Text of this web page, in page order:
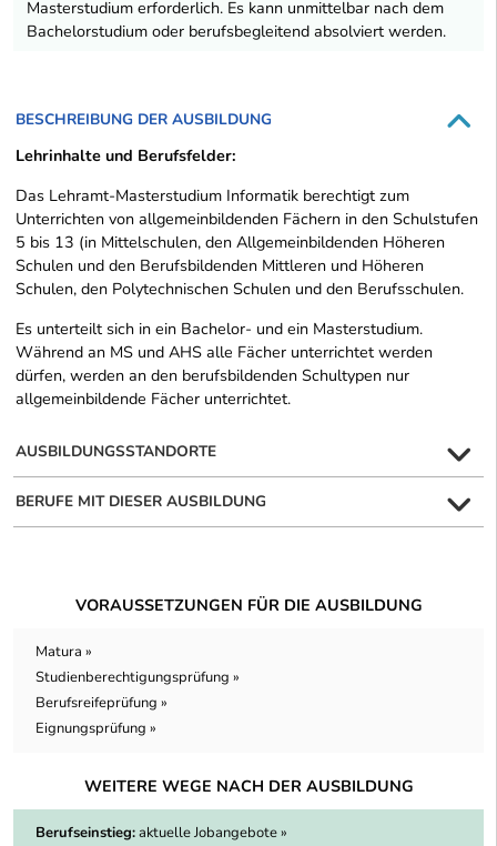
Masterstudium erforderlich. Es kann unmittelbar nach dem
Bachelorstudium oder berufsbegleitend absolviert werden.
BESCHREIBUNG DER AUSBILDUNG
Lehrinhalte und Berufsfelder:
Das Lehramt-Masterstudium Informatik berechtigt zum
Unterrichten von allgemeinbildenden Fächern in den Schulstufen
5 bis 13 (in Mittelschulen, den Allgemeinbildenden Höheren
Schulen und den Berufsbildenden Mittleren und Höheren
Schulen, den Polytechnischen Schulen und den Berufsschulen.
Es unterteilt sich in ein Bachelor- und ein Masterstudium.
Während an MS und AHS alle Fächer unterrichtet werden
dürfen, werden an den berufsbildenden Schultypen nur
allgemeinbildende Fächer unterrichtet.
AUSBILDUNGSSTANDORTE
BERUFE MIT DIESER AUSBILDUNG
VORAUSSETZUNGEN FÜR DIE AUSBILDUNG
Matura »
Studienberechtigungsprüfung »
Berufsreifeprüfung »
Eignungsprüfung »
WEITERE WEGE NACH DER AUSBILDUNG
Berufseinstieg:aktuelle Jobangebote »